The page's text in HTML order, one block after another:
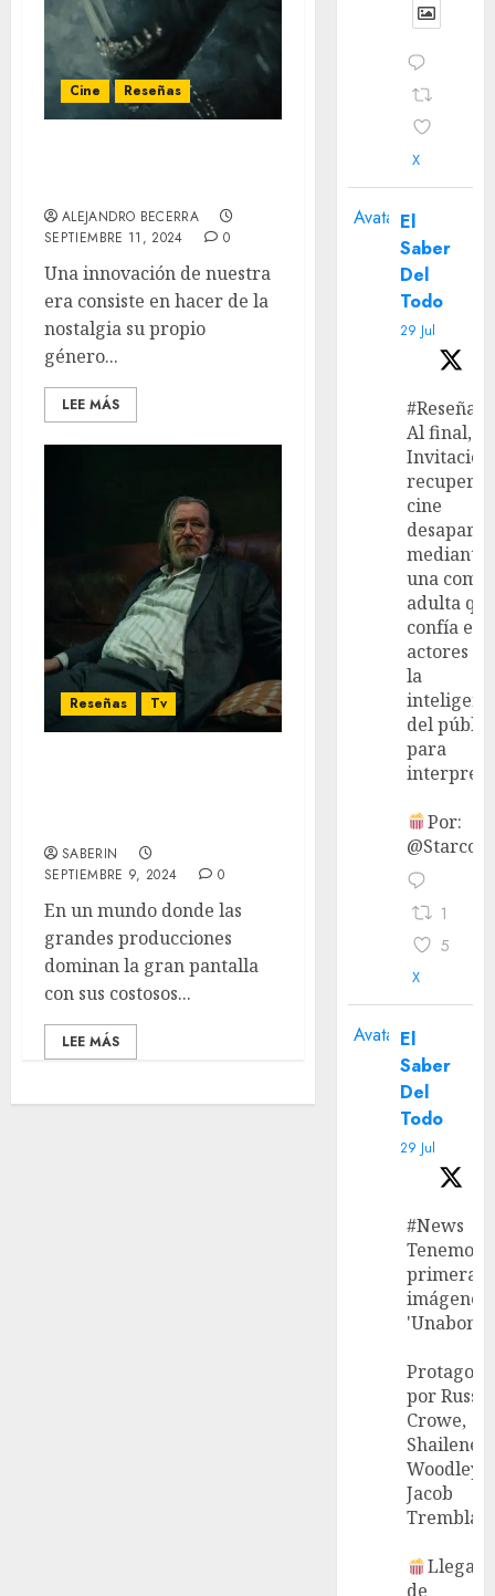
Cine Reseñas
ALEJANDRO BECERRA
SEPTIEMBRE 11, 2024
0
Una innovación de nuestra
era consiste en hacer de la
nostalgia su propio
género...
LEE MÁS
Reseñas Tv
SABERIN
SEPTIEMBRE 9, 2024
0
En un mundo donde las
grandes producciones
dominan la gran pantalla
con sus costosos...
LEE MÁS
X
Avatar El
Saber
Del
Todo
29 Jul
#Reseña
Al final,
recupera
cine
mediante
una
adulta
confía en
actores y
la
del
para
Por:
1
5
X
Avatar El
Saber
Del
Todo
29 Jul
#News
Tenemos
primeras
imágenes
por
Crowe,
Shailene
Woodley y
Jacob
Tremblay.
Llega
de